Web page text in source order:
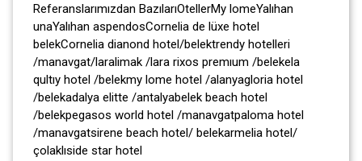
Referanslarımızdan BazılarıOtellerMy lomeYalıhan
unaYalıhan aspendosCornelia de lüxe hotel
belekCornelia dianond hotel/belektrendy hotelleri
/manavgat/laralimak /lara rixos premıum /belekela
qultıy hotel /belekmy lome hotel /alanyagloria hotel
/belekadalya elitte /antalyabelek beach hotel
/belekpegasos world hotel /manavgatpaloma hotel
/manavgatsirene beach hotel/ belekarmelia hotel/
çolaklıside star hotel